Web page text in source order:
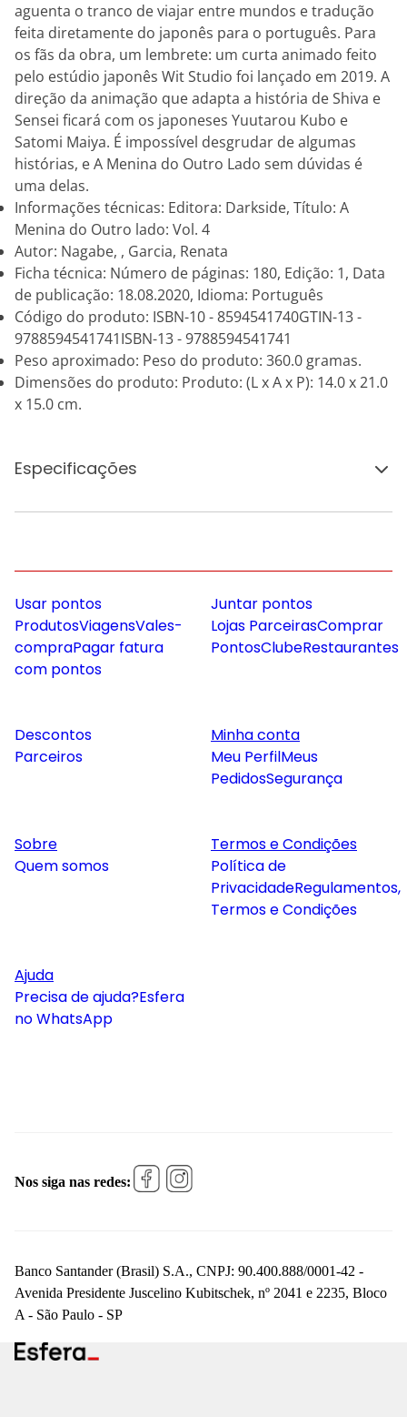
aguenta o tranco de viajar entre mundos e tradução
feita diretamente do japonês para o português. Para
os fãs da obra, um lembrete: um curta animado feito
pelo estúdio japonês Wit Studio foi lançado em 2019. A
direção da animação que adapta a história de Shiva e
Sensei ficará com os japoneses Yuutarou Kubo e
Satomi Maiya. É impossível desgrudar de algumas
histórias, e A Menina do Outro Lado sem dúvidas é
uma delas.
Informações técnicas: Editora: Darkside, Título: A
Menina do Outro lado: Vol. 4
Autor: Nagabe, , Garcia, Renata
Ficha técnica: Número de páginas: 180, Edição: 1, Data
de publicação: 18.08.2020, Idioma: Português
Código do produto: ISBN-10 - 8594541740GTIN-13 -
9788594541741ISBN-13 - 9788594541741
Peso aproximado: Peso do produto: 360.0 gramas.
Dimensões do produto: Produto: (L x A x P): 14.0 x 21.0
x 15.0 cm.
Especificações
Usar pontos
ProdutosViagensVales-
compraPagar fatura
com pontos
Juntar pontos
Lojas ParceirasComprar
PontosClubeRestaurantes
Descontos
Parceiros
Minha conta
Meu PerfilMeus
PedidosSegurança
Sobre
Quem somos
Termos e Condições
Política de
PrivacidadeRegulamentos,
Termos e Condições
Ajuda
Precisa de ajuda?Esfera
no WhatsApp
Nos siga nas redes:
Banco Santander (Brasil) S.A., CNPJ: 90.400.888/0001-42 -
Avenida Presidente Juscelino Kubitschek, nº 2041 e 2235, Bloco
A - São Paulo - SP